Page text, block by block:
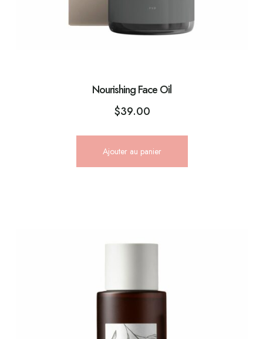
Nourishing Face Oil
$39.00
Ajouter au panier